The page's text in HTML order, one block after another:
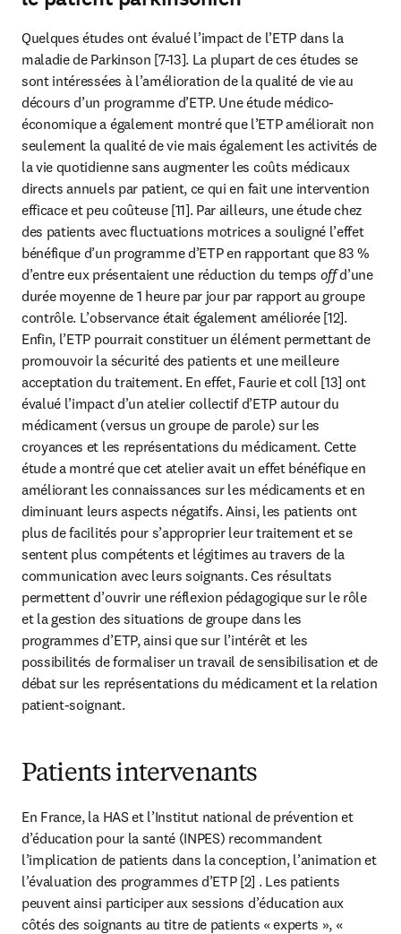
Quelques études ont évalué l’impact de l’ETP dans la
maladie de Parkinson [7-13]. La plupart de ces études se
sont intéressées à l’amélioration de la qualité de vie au
décours d’un programme d’ETP. Une étude médico-
économique a également montré que l’ETP améliorait non
seulement la qualité de vie mais également les activités de
la vie quotidienne sans augmenter les coûts médicaux
directs annuels par patient, ce qui en fait une intervention
efficace et peu coûteuse [11]. Par ailleurs, une étude chez
des patients avec fluctuations motrices a souligné l’effet
bénéfique d’un programme d’ETP en rapportant que 83 %
d’entre eux présentaient une réduction du temps off d’une
durée moyenne de 1 heure par jour par rapport au groupe
contrôle. L’observance était également améliorée [12].
Enfin, l’ETP pourrait constituer un élément permettant de
promouvoir la sécurité des patients et une meilleure
acceptation du traitement. En effet, Faurie et coll [13] ont
évalué l’impact d’un atelier collectif d’ETP autour du
médicament (versus un groupe de parole) sur les
croyances et les représentations du médicament. Cette
étude a montré que cet atelier avait un effet bénéfique en
améliorant les connaissances sur les médicaments et en
diminuant leurs aspects négatifs. Ainsi, les patients ont
plus de facilités pour s’approprier leur traitement et se
sentent plus compétents et légitimes au travers de la
communication avec leurs soignants. Ces résultats
permettent d’ouvrir une réflexion pédagogique sur le rôle
et la gestion des situations de groupe dans les
programmes d’ETP, ainsi que sur l’intérêt et les
possibilités de formaliser un travail de sensibilisation et de
débat sur les représentations du médicament et la relation
patient-soignant.
Patients intervenants
En France, la HAS et l’Institut national de prévention et
d’éducation pour la santé (INPES) recommandent
l’implication de patients dans la conception, l’animation et
l’évaluation des programmes d’ETP [2] . Les patients
peuvent ainsi participer aux sessions d’éducation aux
côtés des soignants au titre de patients « experts », «